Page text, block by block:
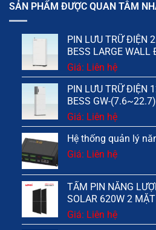
SẢN PHẨM ĐƯỢC QUAN TÂM
PIN LƯU TRỮ ĐIỆN
BESS LARGE WALL
Giá: Liên hệ
PIN LƯU TRỮ ĐIỆN
BESS GW-
Giá: Liên hệ
Hệ thống quản lý
Giá: Liên hệ
TẤM PIN NĂNG
SOLAR 620W 2
Giá: Liên hệ